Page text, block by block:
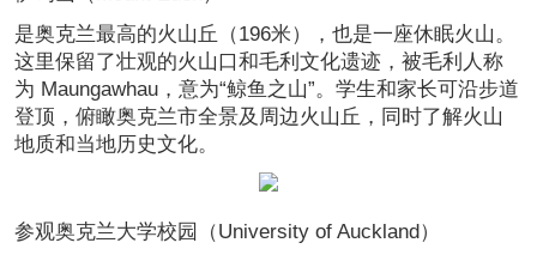
是奥克兰最高的火山丘（196米），也是一座休眠火山。
这里保留了壮观的火山口和毛利文化遗迹，被毛利人称
为 Maungawhau，意为“鲸鱼之山”。学生和家长可沿步道
登顶，俯瞰奥克兰市全景及周边火山丘，同时了解火山
地质和当地历史文化。
参观奥克兰大学校园（University of Auckland）